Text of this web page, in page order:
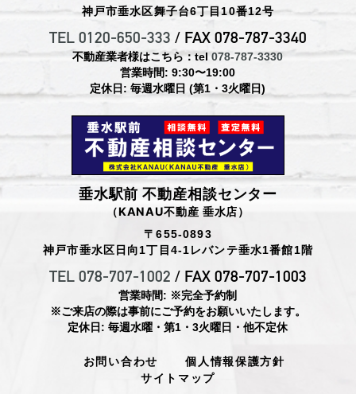
神戸市垂水区舞子台6丁目10番12号
TEL 0120-650-333 / FAX 078-787-3340
不動産業者様はこちら：tel078-787-3330
営業時間: 9:30〜19:00
定休日: 毎週水曜日 (第1・3火曜日)
垂水駅前 不動産相談センター
（KANAU不動産 垂水店）
〒655-0893
神戸市垂水区日向1丁目4-1レバンテ垂水1番館1階
TEL 078-707-1002 / FAX 078-707-1003
営業時間: ※完全予約制
※ご来店の際は事前にご予約をお願いいたします。
定休日: 毎週水曜・第1・3火曜日・他不定休
お問い合わせ
個人情報保護方針
サイトマップ